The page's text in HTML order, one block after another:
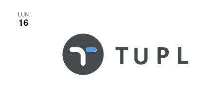
vistas
LUN
16